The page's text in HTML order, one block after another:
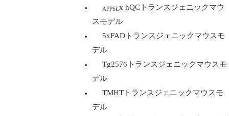
APPSLx hQCトランスジェニックマウ
スモデル
5xFADトランスジェニックマウスモ
デル
Tg2576トランスジェニックマウスモ
デル
TMHTトランスジェニックマウスモ
デル